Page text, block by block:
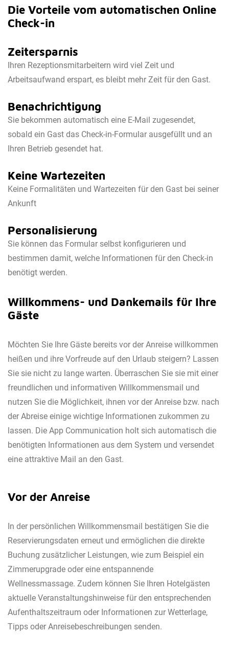
Die Vorteile vom automatischen Online
Check-in
Zeitersparnis
Ihren Rezeptionsmitarbeitern wird viel Zeit und
Arbeitsaufwand erspart, es bleibt mehr Zeit für den Gast.
Benachrichtigung
Sie bekommen automatisch eine E-Mail zugesendet,
sobald ein Gast das Check-in-Formular ausgefüllt und an
Ihren Betrieb gesendet hat.
Keine Wartezeiten
Keine Formalitäten und Wartezeiten für den Gast bei seiner
Ankunft
Personalisierung
Sie können das Formular selbst konfigurieren und
bestimmen damit, welche Informationen für den Check-in
benötigt werden.
Willkommens- und Dankemails für Ihre
Gäste
Möchten Sie Ihre Gäste bereits vor der Anreise willkommen
heißen und ihre Vorfreude auf den Urlaub steigern? Lassen
Sie sie nicht zu lange warten. Überraschen Sie sie mit einer
freundlichen und informativen Willkommensmail und
nutzen Sie die Möglichkeit, ihnen vor der Anreise bzw. nach
der Abreise einige wichtige Informationen zukommen zu
lassen. Die App Communication holt sich automatisch die
benötigten Informationen aus dem System und versendet
eine attraktive Mail an den Gast.
Vor der Anreise
In der persönlichen Willkommensmail bestätigen Sie die
Reservierungsdaten erneut und ermöglichen die direkte
Buchung zusätzlicher Leistungen, wie zum Beispiel ein
Zimmerupgrade oder eine entspannende
Wellnessmassage. Zudem können Sie Ihren Hotelgästen
aktuelle Veranstaltungshinweise für den entsprechenden
Aufenthaltszeitraum oder Informationen zur Wetterlage,
Tipps oder Anreisebeschreibungen senden.